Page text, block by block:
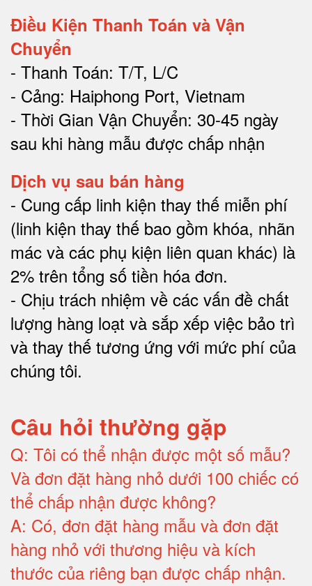
Điều Kiện Thanh Toán và Vận
Chuyển
- Thanh Toán: T/T, L/C
- Cảng: Haiphong Port, Vietnam
- Thời Gian Vận Chuyển: 30-45 ngày
sau khi hàng mẫu được chấp nhận
Dịch vụ sau bán hàng
- Cung cấp linh kiện thay thế miễn phí
(linh kiện thay thế bao gồm khóa, nhãn
mác và các phụ kiện liên quan khác) là
2% trên tổng số tiền hóa đơn.
- Chịu trách nhiệm về các vấn đề chất
lượng hàng loạt và sắp xếp việc bảo trì
và thay thế tương ứng với mức phí của
chúng tôi.
Câu hỏi thường gặp
Q: Tôi có thể nhận được một số mẫu?
Và đơn đặt hàng nhỏ dưới 100 chiếc có
thể chấp nhận được không?
A: Có, đơn đặt hàng mẫu và đơn đặt
hàng nhỏ với thương hiệu và kích
thước của riêng bạn được chấp nhận.